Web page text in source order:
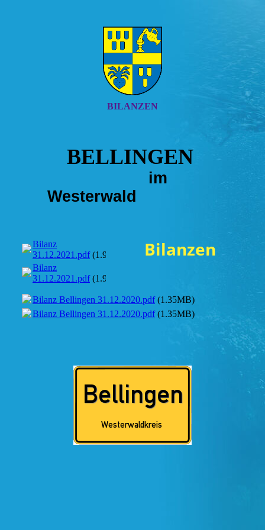
BILANZEN
BELLINGEN
im
Westerwald
Bilanz
31.12.2021.pdf(1.95MB)
Bilanz
31.12.2021.pdf(1.95MB)
Bilanzen
Bilanz Bellingen 31.12.2020.pdf(1.35MB)
Bilanz Bellingen 31.12.2020.pdf(1.35MB)